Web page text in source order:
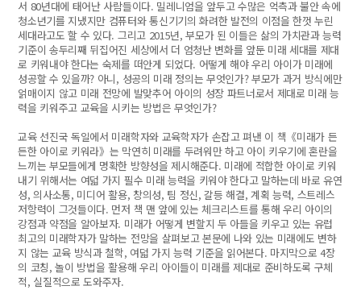
서 80년대에 태어난 사람들이다. 밀레니엄을 앞두고 수많은 억측과 불안 속에
청소년기를 지냈지만 컴퓨터와 통신기기의 화려한 발전의 이점을 한껏 누린
세대라고도 할 수 있다. 그리고 2015년, 부모가 된 이들은 삶의 가치관과 능력
기준이 송두리째 뒤집어진 세상에서 더 엄청난 변화를 앞둔 미래 세대를 제대
로 키워내야 한다는 숙제를 떠안게 되었다. 어떻게 해야 우리 아이가 미래에
성공할 수 있을까? 아니, 성공의 미래 정의는 무엇인가? 부모가 과거 방식에만
얽매이지 않고 미래 전망에 발맞추어 아이의 성장 파트너로서 제대로 미래 능
력을 키워주고 교육을 시키는 방법은 무엇인가?
교육 선진국 독일에서 미래학자와 교육학자가 손잡고 펴낸 이 책《미래가 든
든한 아이로 키워라》는 막연히 미래를 두려워만 하고 아이 키우기에 혼란을
느끼는 부모들에게 명확한 방향성을 제시해준다. 미래에 적합한 아이로 키워
내기 위해서는 여덟 가지 필수 미래 능력을 키워야 한다고 말하는데 바로 유연
성, 의사소통, 미디어 활용, 창의성, 팀 정신, 갈등 해결, 계획 능력, 스트레스
저항력이 그것들이다. 먼저 책 맨 앞에 있는 체크리스트를 통해 우리 아이의
강점과 약점을 알아보자. 미래가 어떻게 변할지 두 아들을 키우고 있는 유럽
최고의 미래학자가 말하는 전망을 살펴보고 본문에 나와 있는 미래에도 변하
지 않는 교육 방식과 철학, 여덟 가지 능력 기준을 읽어본다. 마지막으로 4장
의 코칭, 놀이 방법을 활용해 우리 아이들이 미래를 제대로 준비하도록 구체
적, 실질적으로 도와주자.